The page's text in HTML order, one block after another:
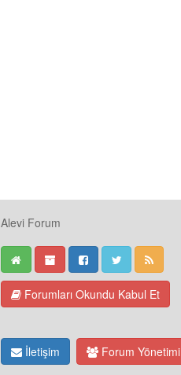
Alevi Forum
Forumları Okundu Kabul Et
İletişim Forum Yönetimi